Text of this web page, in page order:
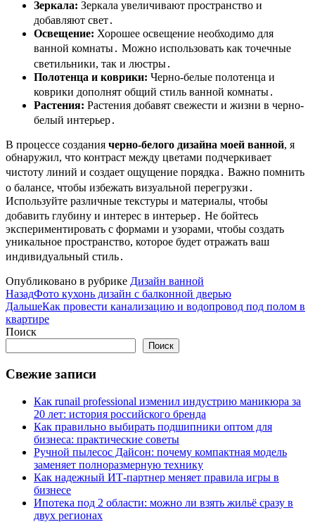
Зеркала: Зеркала увеличивают пространство и
добавляют свет․
Освещение: Хорошее освещение необходимо для
ванной комнаты․ Можно использовать как точечные
светильники, так и люстры․
Полотенца и коврики: Черно-белые полотенца и
коврики дополнят общий стиль ванной комнаты․
Растения: Растения добавят свежести и жизни в черно-
белый интерьер․
В процессе создания черно-белого дизайна моей ванной, я
обнаружил, что контраст между цветами подчеркивает
чистоту линий и создает ощущение порядка․ Важно помнить
о балансе, чтобы избежать визуальной перегрузки․
Используйте различные текстуры и материалы, чтобы
добавить глубину и интерес в интерьер․ Не бойтесь
экспериментировать с формами и узорами, чтобы создать
уникальное пространство, которое будет отражать ваш
индивидуальный стиль․
Опубликовано в рубрике Дизайн ванной
НазадФото кухонь дизайн с балконной дверью
ДальшеКак провести канализацию и водопровод под полом в
квартире
Поиск
Поиск
Свежие записи
Как runail professional изменил индустрию маникюра за
20 лет: история российского бренда
Как правильно выбирать подшипники оптом для
бизнеса: практические советы
Ручной пылесос Дайсон: почему компактная модель
заменяет полноразмерную технику
Как надежный ИТ-партнер меняет правила игры в
бизнесе
Ипотека под 2 области: можно ли взять жильё сразу в
двух регионах